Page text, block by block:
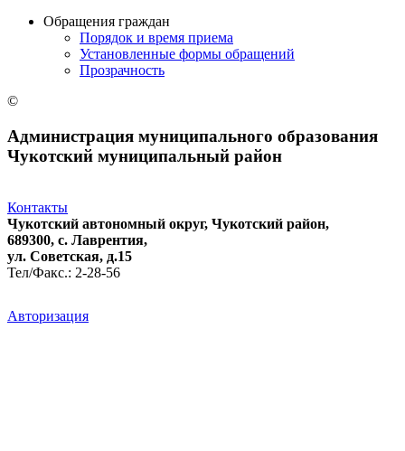
Обращения граждан
Порядок и время приема
Установленные формы обращений
Прозрачность
©
Администрация муниципального образования
Чукотский муниципальный район
Контакты
Чукотский автономный округ, Чукотский район,
689300, с. Лаврентия,
ул. Советская, д.15
Тел/Факс.: 2-28-56
Авторизация